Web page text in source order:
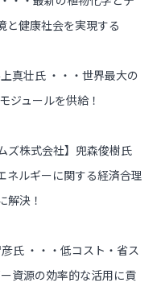
と健康社会を実現する
真壮氏 ・・・世界最大の
ジュールを供給！
ズ株式会社】兜森俊樹氏
ネルギーに関する経済合理
解決！
氏 ・・・低コスト・省ス
資源の効率的な活用に貢